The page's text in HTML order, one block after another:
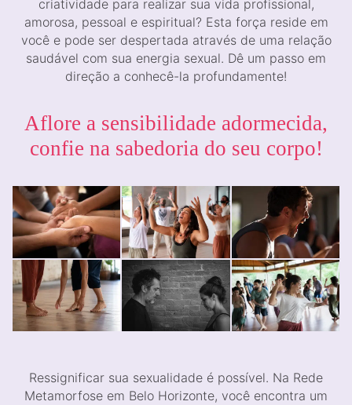
criatividade para realizar sua vida profissional,
amorosa, pessoal e espiritual? Esta força reside em
você e pode ser despertada através de uma relação
saudável com sua energia sexual. Dê um passo em
direção a conhecê-la profundamente!
Aflore a sensibilidade adormecida,
confie na sabedoria do seu corpo!
Ressignificar sua sexualidade é possível. Na Rede
Metamorfose em Belo Horizonte, você encontra um